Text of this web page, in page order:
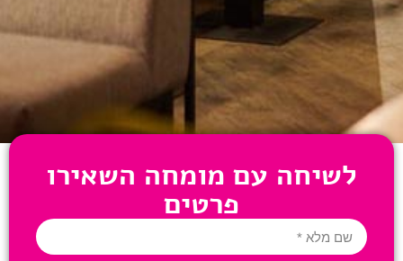
לשיחה עם מומחה השאירו
פרטים